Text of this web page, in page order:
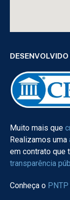
DESENVOLVIDO
Muito mais que
Realizamos uma
em contrato que
transparência
Conheça o PNTP